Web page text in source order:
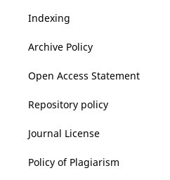
Indexing
Archive Policy
Open Access Statement
Repository policy
Journal License
Policy of Plagiarism